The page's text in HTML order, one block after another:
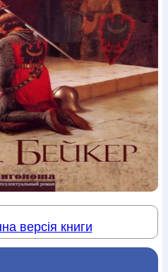
Відео
Галантерея
БрелокиСумки Біжутерія
Вироби з дерева
з сріблаКартини
Магніти Металеві
Настільні ігриПакети
виробиХустки
ігриРепринти Свічки
на БибліїГоловні убори
Комп`ютерні ігри
ГодинникиПазли
дзвоніть за номером:+38
версія книги